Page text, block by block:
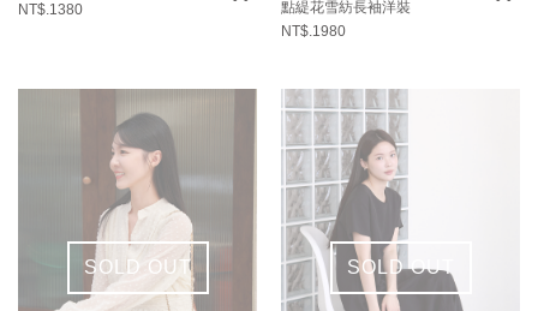
NT$.1380
點緹花雪紡長袖洋裝
NT$.1980
SOLD OUT SOLD OUT